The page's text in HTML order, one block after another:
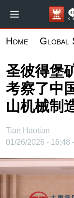
到
要
内
容
Home Global
圣彼得堡
考察了中
山机械制
Tian Haotian
01/26/2026 -